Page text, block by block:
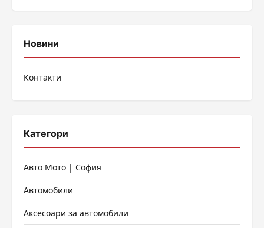
Новини
Контакти
Категори
Авто Мото | София
Автомобили
Аксесоари за автомобили